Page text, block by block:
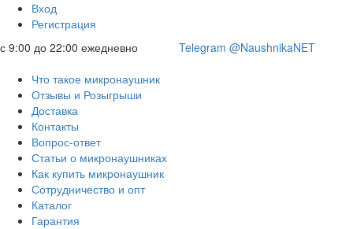
Вход
Регистрация
с 9:00 до 22:00 ежедневно
Telegram @NaushnikaNET
Что такое микронаушник
Отзывы и Розыгрыши
Доставка
Контакты
Вопрос-ответ
Статьи о микронаушниках
Как купить микронаушник
Сотрудничество и опт
Каталог
Гарантия